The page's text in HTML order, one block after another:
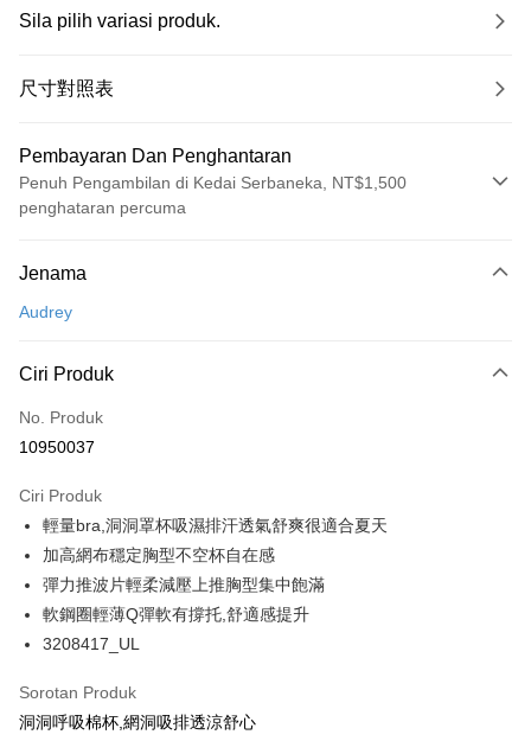
Sila pilih variasi produk.
尺寸對照表
Pembayaran Dan Penghantaran
Penuh Pengambilan di Kedai Serbaneka, NT$1,500
penghataran percuma
Kad Kredit (Bayaran Penuh)
Pengambilan di Kedai Serbaneka
LINE Pay
Apple Pay
Easy Wallet
Google Pay
PXPay Plus
Plus PAY
Pertama, Mengenai Perkhidmatan AFTEE Beli Sekarang Bayar Kemudian
1. Dengan memilih AFTEE sebagai kaedah pembayaran, mesej
pengesahan AFTEE akan muncul.
Jenama
Audrey
Ciri Produk
No. Produk
10950037
Ciri Produk
輕量bra,洞洞罩杯吸濕排汗透氣舒爽很適合夏天
加高網布穩定胸型不空杯自在感
彈力推波片輕柔減壓上推胸型集中飽滿
軟鋼圈輕薄Q彈軟有撐托,舒適感提升
3208417_UL
Sorotan Produk
洞洞呼吸棉杯,網洞吸排透涼舒心